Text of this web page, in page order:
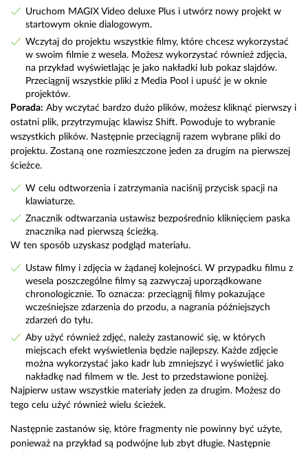
Uruchom MAGIX Video deluxe Plus i utwórz nowy projekt w
startowym oknie dialogowym.
Wczytaj do projektu wszystkie filmy, które chcesz wykorzystać
w swoim filmie z wesela. Możesz wykorzystać również zdjęcia,
na przykład wyświetlając je jako nakładki lub pokaz slajdów.
Przeciągnij wszystkie pliki z Media Pool i upuść je w oknie
projektów.
Porada: Aby wczytać bardzo dużo plików, możesz kliknąć pierwszy i
ostatni plik, przytrzymując klawisz Shift. Powoduje to wybranie
wszystkich plików. Następnie przeciągnij razem wybrane pliki do
projektu. Zostaną one rozmieszczone jeden za drugim na pierwszej
ścieżce.
W celu odtworzenia i zatrzymania naciśnij przycisk spacji na
klawiaturze.
Znacznik odtwarzania ustawisz bezpośrednio kliknięciem paska
znacznika nad pierwszą ścieżką.
W ten sposób uzyskasz podgląd materiału.
Ustaw filmy i zdjęcia w żądanej kolejności. W przypadku filmu z
wesela poszczególne filmy są zazwyczaj uporządkowane
chronologicznie. To oznacza: przeciągnij filmy pokazujące
wcześniejsze zdarzenia do przodu, a nagrania późniejszych
zdarzeń do tyłu.
Aby użyć również zdjęć, należy zastanowić się, w których
miejscach efekt wyświetlenia będzie najlepszy. Każde zdjęcie
można wykorzystać jako kadr lub zmniejszyć i wyświetlić jako
nakładkę nad filmem w tle. Jest to przedstawione poniżej.
Najpierw ustaw wszystkie materiały jeden za drugim. Możesz do
tego celu użyć również wielu ścieżek.
Następnie zastanów się, które fragmenty nie powinny być użyte,
ponieważ na przykład są podwójne lub zbyt długie. Następnie